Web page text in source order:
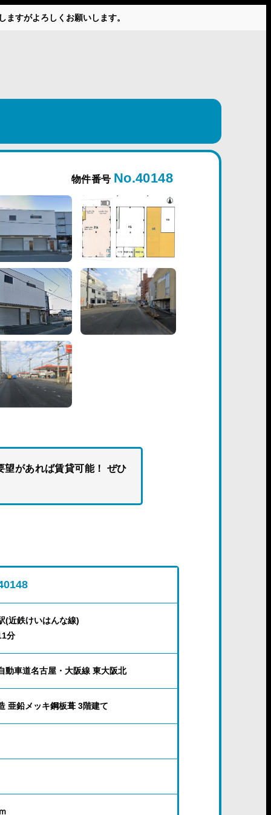
すがよろしくお願いします。
物件番号 No.40148
望があれば賃貸可能！ ぜひ
(近鉄けいはんな線)
分
動車道名古屋・大阪線 東大阪北
亜鉛メッキ鋼板葺 3階建て